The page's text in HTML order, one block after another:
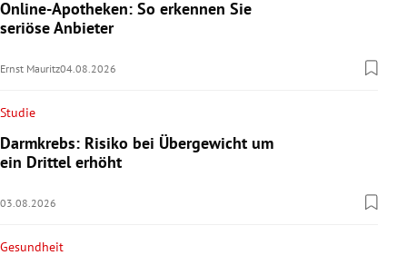
Online-Apotheken: So erkennen Sie
seriöse Anbieter
Ernst Mauritz04.08.2026
Studie
Darmkrebs: Risiko bei Übergewicht um
ein Drittel erhöht
03.08.2026
Gesundheit